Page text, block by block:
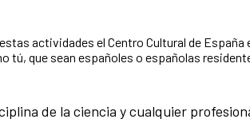
actividades el Centro Cultural de
tú, que sean españoles o españolas
de la ciencia y cualquier